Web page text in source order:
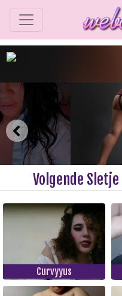
Volgende Sletje
Curvyyus